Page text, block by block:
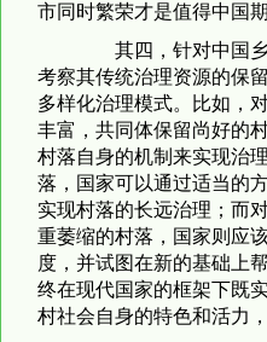
市同时繁荣才是值得中国
其四，针对中国乡
考察其传统治理资源的保
多样化治理模式。比如，
丰富，共同体保留尚好的
村落自身的机制来实现治
落，国家可以通过适当的
实现村落的长远治理；而
重萎缩的村落，国家则应
度，并试图在新的基础上
终在现代国家的框架下既
村社会自身的特色和活力